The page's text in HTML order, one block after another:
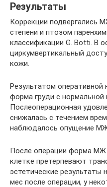
Результаты
Коррекции подвергались
степени и птозом
классификации G. Botti. В
циркумвертикальный
кожи.
Результатом оперативной
форма груди с нормальной
Послеоперационная
снижалась с течением
наблюдалось опущение
После операции форма МЖ
клетке претерпевают
эстетические результаты
мес после операции, у